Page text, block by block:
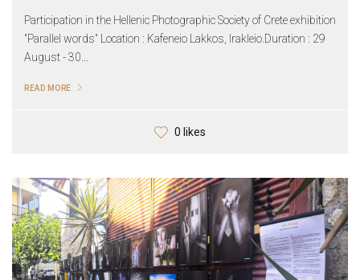
Participation in the Hellenic Photographic Society of Crete exhibition
"Parallel words" Location : Kafeneio Lakkos, Irakleio.Duration : 29
August - 30...
READ MORE
0 likes